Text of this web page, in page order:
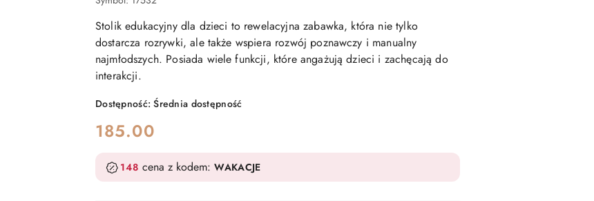
Stolik edukacyjny dla dzieci to rewelacyjna zabawka, która nie tylko
dostarcza rozrywki, ale także wspiera rozwój poznawczy i manualny
najmłodszych. Posiada wiele funkcji, które angażują dzieci i zachęcają do
interakcji.
Dostępność:Średnia dostępność
cena:
185.00
148cena z kodem:WAKACJE